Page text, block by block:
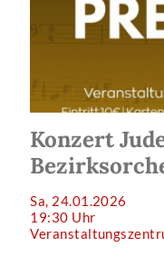
Konzert
Sa, 24.01.2026
19:30 Uhr